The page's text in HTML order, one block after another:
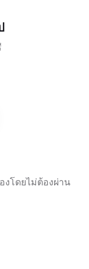
งโดยไม่ต้องผ่าน